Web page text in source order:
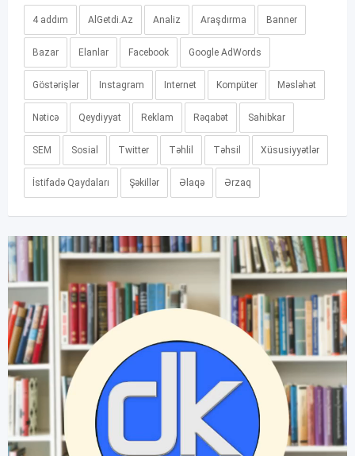
4 addım AlGetdi.Az Analiz Araşdırma Banner
Bazar Elanlar Facebook Google AdWords
Göstərişlər Instagram Internet Kompüter Məsləhət
Nəticə Qeydiyyat Reklam Rəqabət Sahibkar
SEM Sosial Twitter Təhlil Təhsil Xüsusiyyətlər
İstifadə Qaydaları Şəkillər Əlaqə Ərzaq